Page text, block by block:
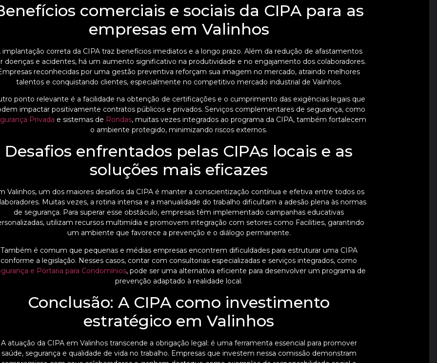
comerciais e sociais da CIPA para as
empresas em Valinhos
implantação correta da CIPA traz benefícios imediatos e a longo prazo. Além da redução de afastamentos
doenças e acidentes, há um aumento significativo na produtividade e no engajamento dos colaboradores.
reconhecidas por uma gestão preventiva reforçam sua imagem no mercado, atraindo melhores
talentos e conquistando clientes, especialmente no competitivo mercado industrial de Valinhos.
ponto relevante é a facilidade na obtenção de certificações e o cumprimento das exigências legais que
impactar positivamente contratos públicos e privados. Serviços complementares de segurança, como
Privada e sistemas de Rondas, muitas vezes integrados ao programa da CIPA, também fortalecem
o ambiente protegido, minimizando riscos externos.
Desafios enfrentados pelas CIPAs locais e as
soluções mais eficazes
Valinhos, um dos maiores desafios da CIPA é manter a conscientização contínua e efetiva entre todos os
Muitas vezes, a rotina intensa e a manualidade do trabalho dificultam a adesão plena às normas
de segurança. Para superar esse obstáculo, empresas têm implementado campanhas educativas
utilizam recursos multimídia e promovem integração com setores como Facilities, garantindo
um ambiente que favorece a prevenção e o diálogo permanente.
Também é comum que pequenas e médias empresas encontrem dificuldades para estruturar uma CIPA
conforme a legislação. Nesses casos, contar com consultorias especializadas e serviços integrados, como
e Portaria para Condomínios, pode ser uma alternativa eficiente para desenvolver um programa de
prevenção adaptado à realidade local.
Conclusão: A CIPA como investimento
estratégico em Valinhos
A atuação da CIPA em Valinhos transcende a obrigação legal: é uma ferramenta essencial para promover
saúde, segurança e qualidade de vida no trabalho. Empresas que investem nessa comissão demonstram